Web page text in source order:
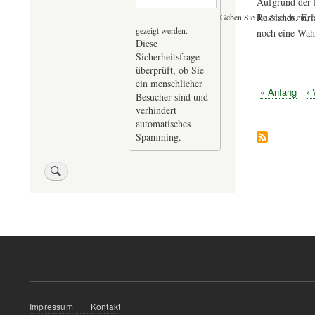
Russlands,
noch eine
Erste
« Anfang ‹
Geben Sie die Zeichen ein,
gezeigt werden.
Diese
Sicherheitsfrage
überprüft, ob Sie
ein menschlicher
Besucher sind und
verhindert
automatisches
Spamming.
Fußzeilenmenü
Impressum Kontakt